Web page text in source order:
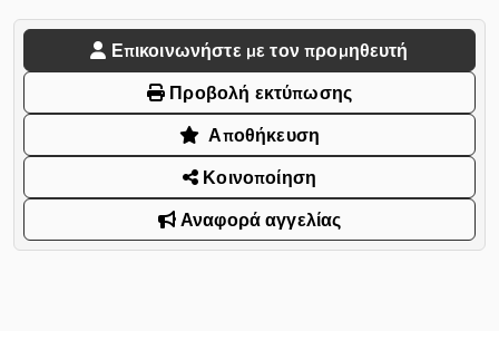
Επικοινωνήστε με τον προμηθευτή
Προβολή εκτύπωσης
Αποθήκευση
Κοινοποίηση
Αναφορά αγγελίας